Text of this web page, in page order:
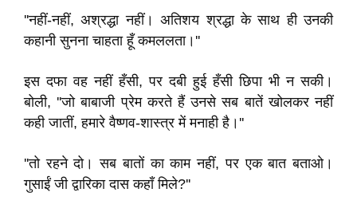
''नहीं-नहीं, अश्रद्धा नहीं। अतिशय श्रद्धा के साथ ही उनकी
कहानी सुनना चाहता हूँ कमललता।''
इस दफा वह नहीं हँसी, पर दबी हुई हँसी छिपा भी न सकी।
बोली, ''जो बाबाजी प्रेम करते हैं उनसे सब बातें खोलकर नहीं
कही जातीं, हमारे वैष्णव-शास्त्र में मनाही है।''
''तो रहने दो। सब बातों का काम नहीं, पर एक बात बताओ।
गुसाईं जी द्वारिका दास कहाँ मिले?''